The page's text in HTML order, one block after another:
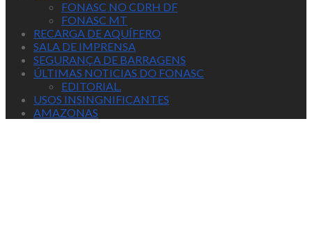
FONASC NO CDRH DF
FONASC MT
RECARGA DE AQUÍFERO
SALA DE IMPRENSA
SEGURANÇA DE BARRAGENS
ÚLTIMAS NOTICIAS DO FONASC
EDITORIAL.
USOS INSINGNIFICANTES
AMAZONAS